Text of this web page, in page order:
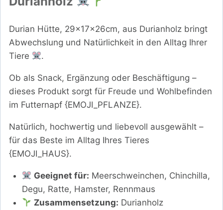
Durian Hütte, 29x17x26cm, aus Durianholz bringt
Abwechslung und Natürlichkeit in den Alltag Ihrer
Tiere
.
Ob als Snack, Ergänzung oder Beschäftigung –
dieses Produkt sorgt für Freude und Wohlbefinden
im Futternapf {EMOJI_PFLANZE}.
Natürlich, hochwertig und liebevoll ausgewählt –
für das Beste im Alltag Ihres Tieres
{EMOJI_HAUS}.
Geeignet für: Meerschweinchen, Chinchilla,
Degu, Ratte, Hamster, Rennmaus
Zusammensetzung: Durianholz